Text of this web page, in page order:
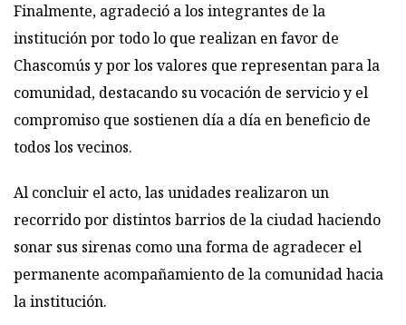
Finalmente, agradeció a los integrantes de la
institución por todo lo que realizan en favor de
Chascomús y por los valores que representan para la
comunidad, destacando su vocación de servicio y el
compromiso que sostienen día a día en beneficio de
todos los vecinos.
Al concluir el acto, las unidades realizaron un
recorrido por distintos barrios de la ciudad haciendo
sonar sus sirenas como una forma de agradecer el
permanente acompañamiento de la comunidad hacia
la institución.